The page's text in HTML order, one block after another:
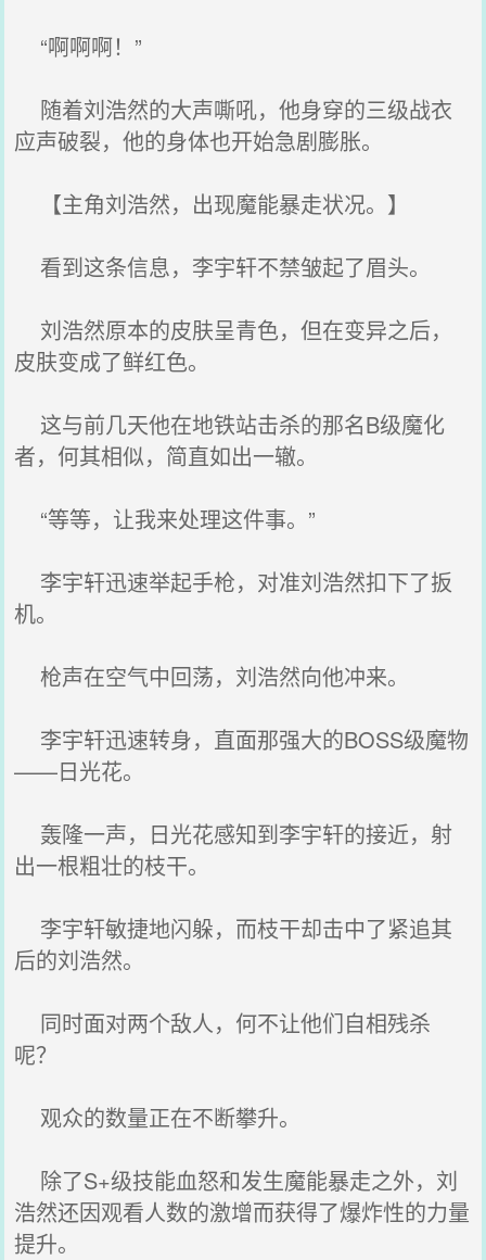
“啊啊啊！”
随着刘浩然的大声嘶吼，他身穿的三级战衣
应声破裂，他的身体也开始急剧膨胀。
【主角刘浩然，出现魔能暴走状况。】
看到这条信息，李宇轩不禁皱起了眉头。
刘浩然原本的皮肤呈青色，但在变异之后，
皮肤变成了鲜红色。
这与前几天他在地铁站击杀的那名B级魔化
者，何其相似，简直如出一辙。
“等等，让我来处理这件事。”
李宇轩迅速举起手枪，对准刘浩然扣下了扳
机。
枪声在空气中回荡，刘浩然向他冲来。
李宇轩迅速转身，直面那强大的BOSS级魔物
——日光花。
轰隆一声，日光花感知到李宇轩的接近，射
出一根粗壮的枝干。
李宇轩敏捷地闪躲，而枝干却击中了紧追其
后的刘浩然。
同时面对两个敌人，何不让他们自相残杀
呢？
观众的数量正在不断攀升。
除了S+级技能血怒和发生魔能暴走之外，刘
浩然还因观看人数的激增而获得了爆炸性的力量
提升。